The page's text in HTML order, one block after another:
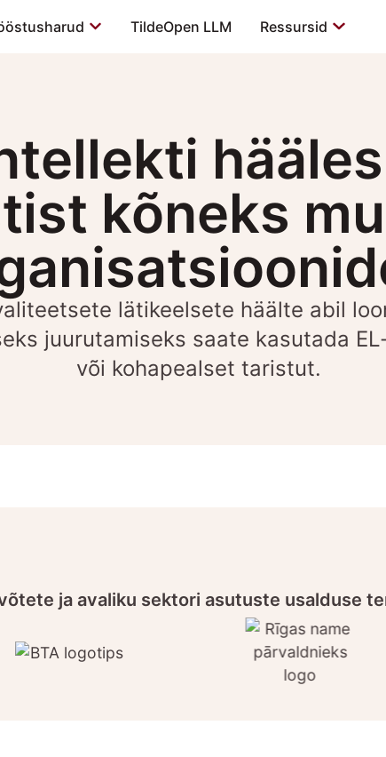
TildeOpen LLM Ressursid
kõneks
lätikeelsete häälte abil
juurutamiseks saate kasutada
või kohapealset taristut.
ja avaliku sektori asutuste usalduse